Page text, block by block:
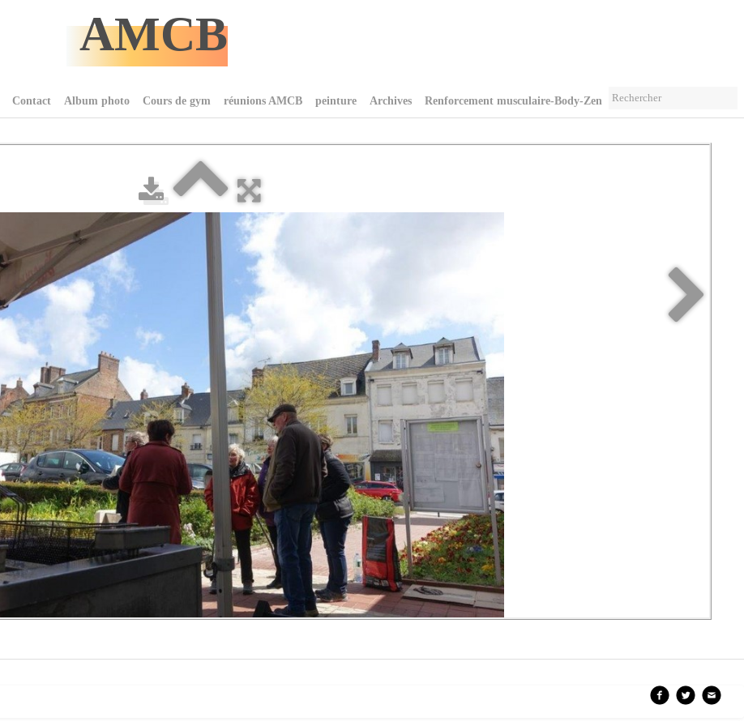
AMCB
Contact Album photo Cours de gym réunions AMCB peinture Archives Renforcement musculaire-Body-Zen